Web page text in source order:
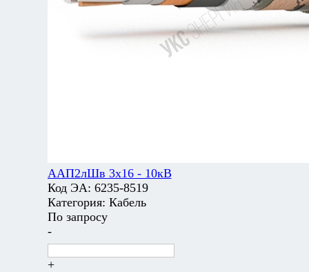
ААП2лШв 3х16 - 10кВ
Код ЭА: 6235-8519
Категория: Кабель
По запросу
-
+